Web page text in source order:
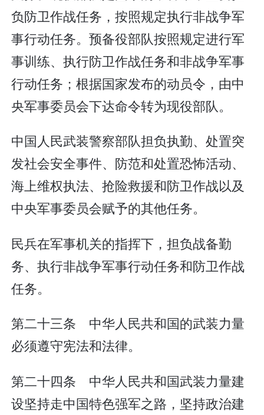
负防卫作战任务，按照规定执行非战争军
事行动任务。预备役部队按照规定进行军
事训练、执行防卫作战任务和非战争军事
行动任务；根据国家发布的动员令，由中
央军事委员会下达命令转为现役部队。
中国人民武装警察部队担负执勤、处置突
发社会安全事件、防范和处置恐怖活动、
海上维权执法、抢险救援和防卫作战以及
中央军事委员会赋予的其他任务。
民兵在军事机关的指挥下，担负战备勤
务、执行非战争军事行动任务和防卫作战
任务。
第二十三条 中华人民共和国的武装力量
必须遵守宪法和法律。
第二十四条 中华人民共和国武装力量建
设坚持走中国特色强军之路，坚持政治建